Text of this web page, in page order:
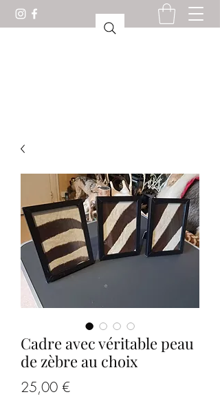
Cadre avec véritable peau
de zèbre au choix
25,00 €Precio